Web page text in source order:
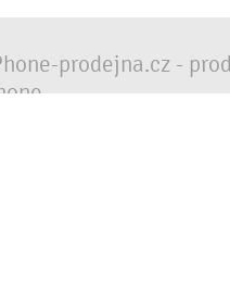
prodejna.cz -